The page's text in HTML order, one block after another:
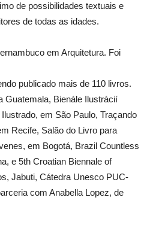
de possibilidades textuais e
de todas as idades.
em Arquitetura. Foi
publicado mais de 110 livros.
Guatemala, Bienále Ilustrácií
em São Paulo, Traçando
Recife, Salão do Livro para
em Bogotá, Brazil Countless
e 5th Croatian Biennale of
Jabuti, Cátedra Unesco PUC-
com Anabella Lopez, de